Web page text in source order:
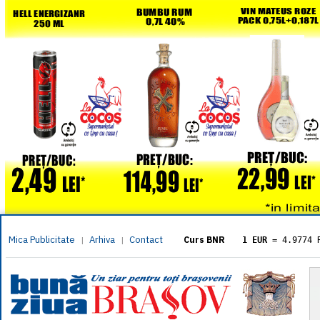
Mica Publicitate | Arhiva | Contact Curs BNR 1 EUR = 4.9774
= 5.8304
1 XAU= 464.4611
1 AED= 1.1933
1 AUD= 2.7957
1 BGN= 2.5449